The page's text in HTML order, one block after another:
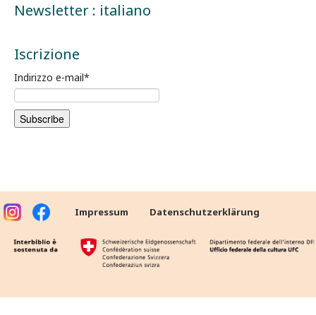
Newsletter : italiano
Iscrizione
Indirizzo e-mail*
Impressum Datenschutzerklärung